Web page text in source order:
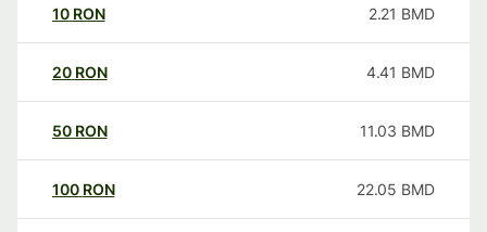
10 RON 2.21 BMD
20 RON 4.41 BMD
50 RON 11.03 BMD
100 RON 22.05 BMD